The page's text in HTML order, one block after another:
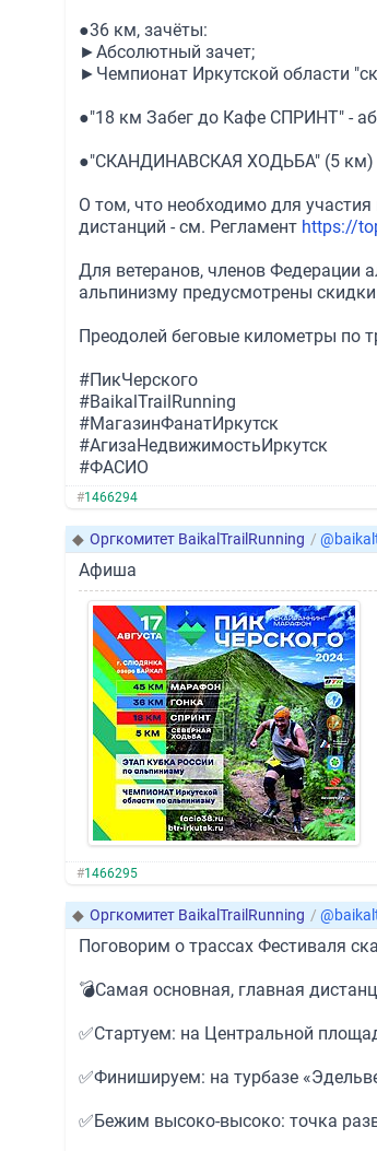
●36 км, зачёты:
►Абсолютный зачет;
►Чемпионат Иркутской области
●"18 км Забег до Кафе СПРИНТ" -
●"СКАНДИНАВСКАЯ ХОДЬБА" (5 км)
О том, что необходимо для
дистанций - см. Регламент https://
Для ветеранов, членов Федерации
альпинизму предусмотрены
Преодолей беговые километры по
#ПикЧерского
#BaikalTrailRunning
#МагазинФанатИркутск
#АгизаНедвижимостьИркутск
#ФАСИО
#1466294
◆ Оргкомитет BaikalTrailRunning /
Афиша
#1466295
◆ Оргкомитет BaikalTrailRunning /
Поговорим о трассах Фестиваля
💣Самая основная, главная
✅Стартуем: на Центральной
✅Финишируем: на турбазе
✅Бежим высоко-высоко: точка